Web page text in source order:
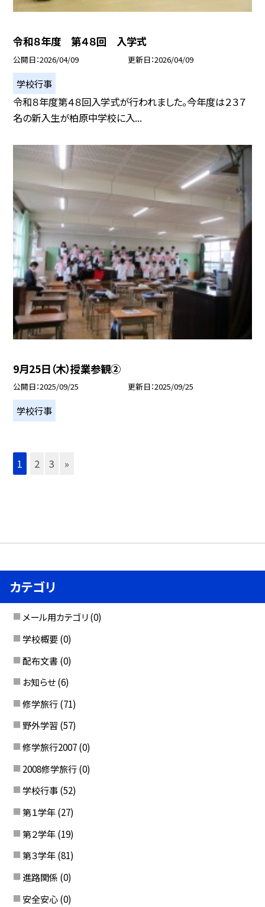
令和８年度 第４８回 入学式
公開日 2026/04/09 更新日 2026/04/09
学校行事
令和８年度第４８回入学式が行われました。今年度は２３７
名の新入生が柏原中学校に入...
9月25日（木）授業参観②
公開日 2025/09/25 更新日 2025/09/25
学校行事
1 2 3 »
カテゴリ
メール用カテゴリ (0)
学校概要 (0)
配布文書 (0)
お知らせ (6)
修学旅行 (71)
野外学習 (57)
修学旅行2007 (0)
2008修学旅行 (0)
学校行事 (52)
第１学年 (27)
第２学年 (19)
第３学年 (81)
進路関係 (0)
安全安心 (0)